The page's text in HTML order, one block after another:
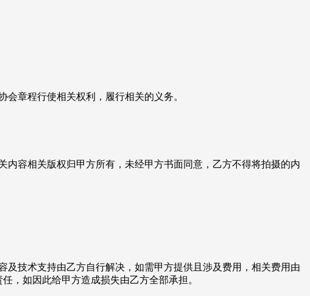
章程行使相关权利，履行相关的义务。
容相关版权归甲方所有，未经甲方书面同意，乙方不得将拍摄的内
技术支持由乙方自行解决，如需甲方提供且涉及费用，相关费用由
，如因此给甲方造成损失由乙方全部承担。